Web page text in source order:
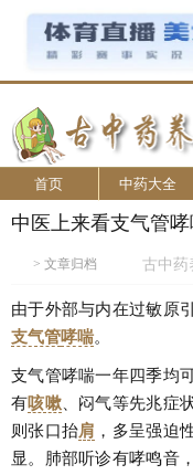
首页 中药大全
中医上来看支气管
> 文章归档 古中药
由于外部与内在过敏原
支气管哮喘。
支气管哮喘一年四季均
有咳嗽、闷气等先兆症
则张口抬肩 ，多呈强迫
显。肺部听诊有哮鸣音